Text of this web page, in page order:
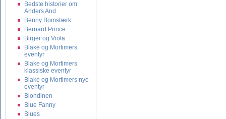
Bedste historier om
Anders And
Benny Bomstærk
Bernard Prince
Birger og Viola
Blake og Mortimers
eventyr
Blake og Mortimers
klassiske eventyr
Blake og Mortimers nye
eventyr
Blondinen
Blue Fanny
Blues